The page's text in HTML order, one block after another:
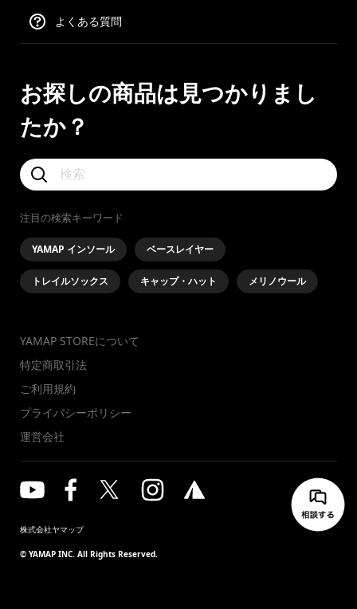
よくある質問
お探しの商品は見つかりまし
たか？
注目の検索キーワード
YAMAP インソール ベースレイヤー
トレイルソックス キャップ・ハット メリノウール
YAMAP STOREについて
特定商取引法
ご利用規約
プライバシーポリシー
運営会社
株式会社ヤマップ
© YAMAP INC. All Rights Reserved.